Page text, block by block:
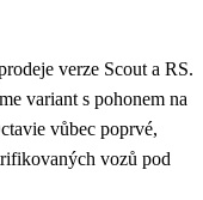
verze Scout a RS.
variant s pohonem na
vůbec poprvé,
vozů pod